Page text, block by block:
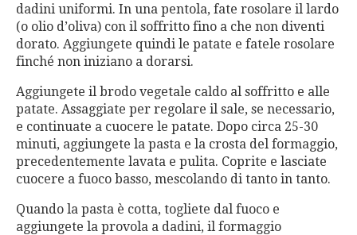
dadini uniformi. In una pentola, fate rosolare il lardo
(o olio d’oliva) con il soffritto fino a che non diventi
dorato. Aggiungete quindi le patate e fatele rosolare
finché non iniziano a dorarsi.
Aggiungete il brodo vegetale caldo al soffritto e alle
patate. Assaggiate per regolare il sale, se necessario,
e continuate a cuocere le patate. Dopo circa 25-30
minuti, aggiungete la pasta e la crosta del formaggio,
precedentemente lavata e pulita. Coprite e lasciate
cuocere a fuoco basso, mescolando di tanto in tanto.
Quando la pasta è cotta, togliete dal fuoco e
aggiungete la provola a dadini, il formaggio